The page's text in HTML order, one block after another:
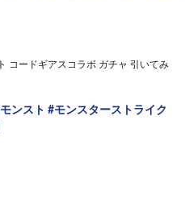
コードギアスコラボ ガチャ 引いてみ
ンスト #モンスターストライク